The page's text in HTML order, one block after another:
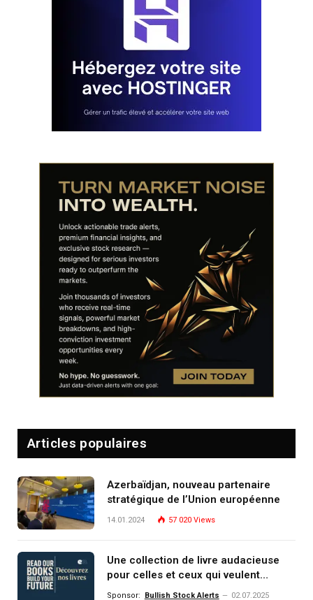
Articles populaires
Azerbaïdjan, nouveau partenaire
stratégique de l’Union européenne
14.01.2024 57 020 Views
Une collection de livre audacieuse
pour celles et ceux qui veulent
comprendre, investir et dominer le
Sponsor: Bullish Stock Alerts 02.07.2025